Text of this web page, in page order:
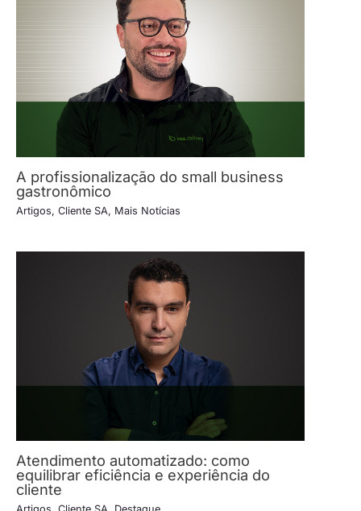
A profissionalização do small business
gastronômico
Artigos, Cliente SA, Mais Notícias
Atendimento automatizado: como
equilibrar eficiência e experiência do
cliente